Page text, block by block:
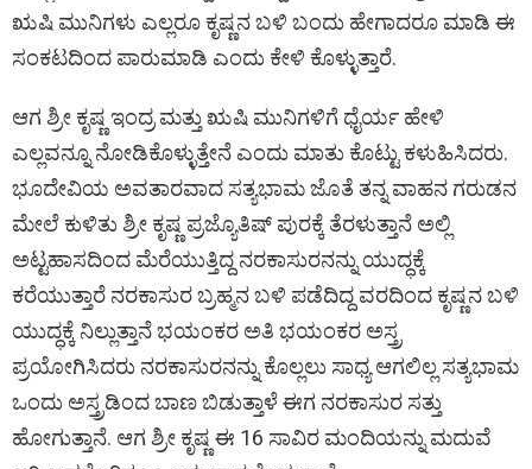
ಋಷಿ ಮುನಿಗಳು ಎಲ್ಲರೂ ಕೃಷ್ಣನ ಬಳಿ ಬಂದು ಹೇಗಾದರೂ ಮಾಡಿ ಈ
ಸಂಕಟದಿಂದ ಪಾರುಮಾಡಿ ಎಂದು ಕೇಳಿ ಕೊಳ್ಳುತ್ತಾರೆ.
ಆಗ ಶ್ರೀ ಕೃಷ್ಣ ಇಂದ್ರ ಮತ್ತು ಋಷಿ ಮುನಿಗಳಿಗೆ ಧೈರ್ಯ ಹೇಳಿ
ಎಲ್ಲವನ್ನೂ ನೋಡಿಕೊಳ್ಳುತ್ತೇನೆ ಎಂದು ಮಾತು ಕೊಟ್ಟು ಕಳುಹಿಸಿದರು.
ಭೂದೇವಿಯ ಅವತಾರವಾದ ಸತ್ಯಭಾಮ ಜೊತೆ ತನ್ನ ವಾಹನ ಗರುಡನ
ಮೇಲೆ ಕುಳಿತು ಶ್ರೀ ಕೃಷ್ಣ ಪ್ರಜ್ಯೊತಿಷ್ ಪುರಕ್ಕೆ ತೆರಳುತ್ತಾನೆ ಅಲ್ಲಿ
ಅಟ್ಟಹಾಸದಿಂದ ಮೆರೆಯುತ್ತಿದ್ದ ನರಕಾಸುರನನ್ನು ಯುದ್ಧಕ್ಕೆ
ಕರೆಯುತ್ತಾರೆ ನರಕಾಸುರ ಬ್ರಹ್ಮನ ಬಳಿ ಪಡೆದಿದ್ದ ವರದಿಂದ ಕೃಷ್ಣನ ಬಳಿ
ಯುದ್ಧಕ್ಕೆ ನಿಲ್ಲುತ್ತಾನೆ ಭಯಂಕರ ಅತಿ ಭಯಂಕರ ಅಸ್ತ್ರ
ಪ್ರಯೋಗಿಸಿದರು ನರಕಾಸುರನನ್ನು ಕೊಲ್ಲಲು ಸಾಧ್ಯ ಆಗಲಿಲ್ಲ ಸತ್ಯಭಾಮ
ಒಂದು ಅಸ್ತ್ರಡಿಂದ ಬಾಣ ಬಿಡುತ್ತಾಳೆ ಈಗ ನರಕಾಸುರ ಸತ್ತು
ಹೋಗುತ್ತಾನೆ. ಆಗ ಶ್ರೀ ಕೃಷ್ಣ ಈ 16 ಸಾವಿರ ಮಂದಿಯನ್ನು ಮದುವೆ